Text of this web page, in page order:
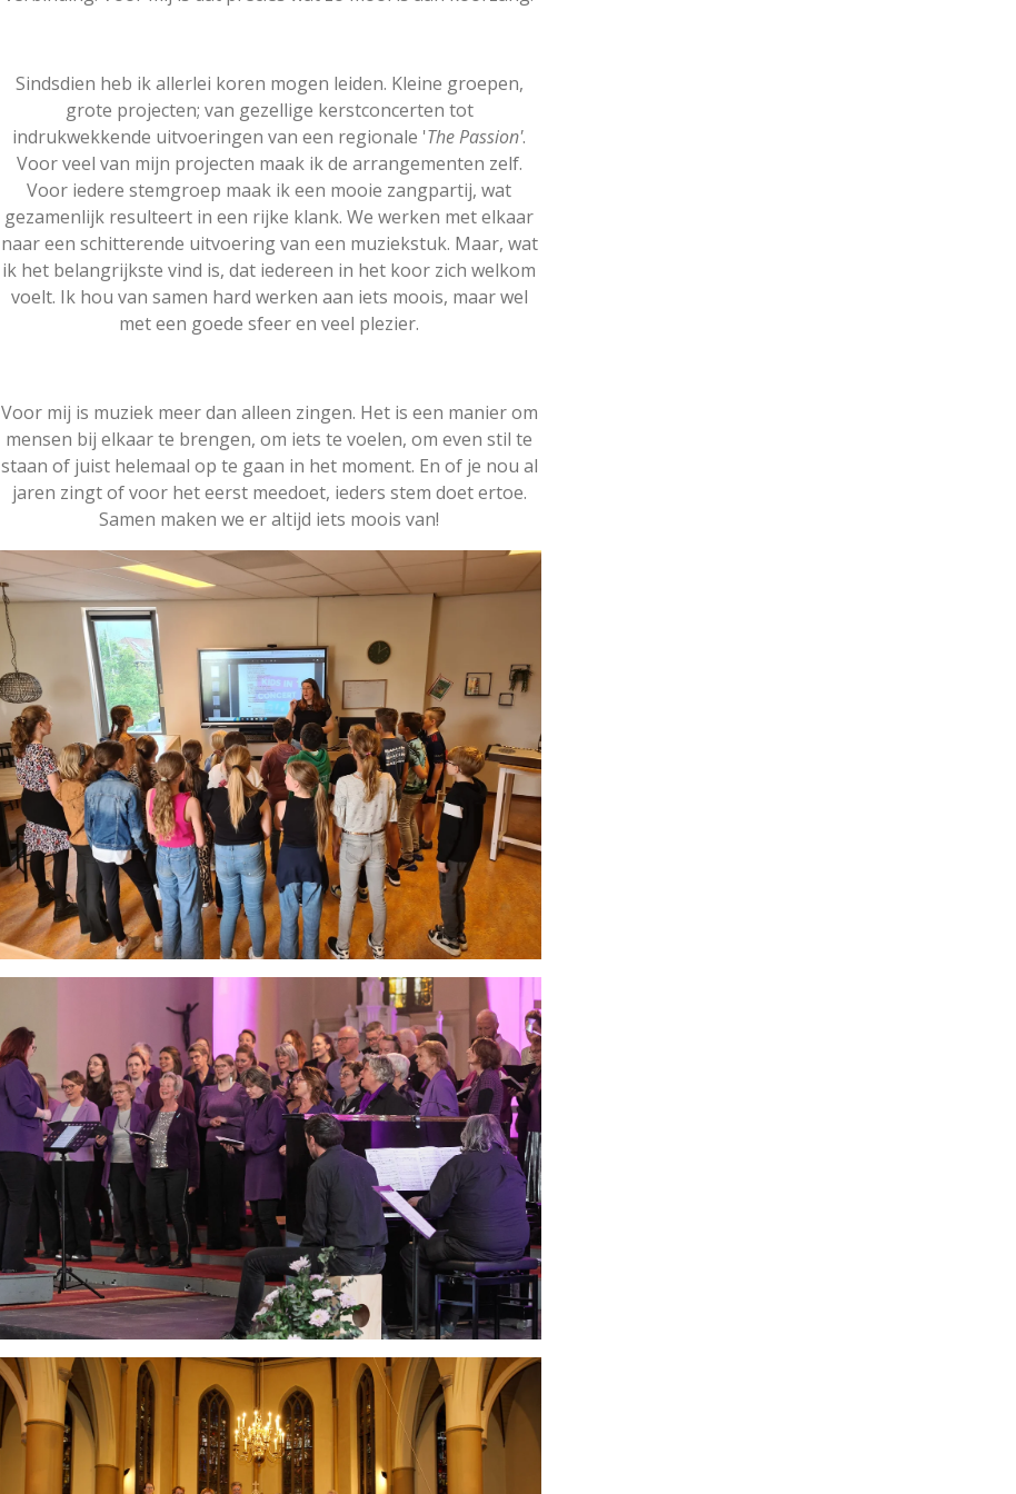
Sindsdien heb ik allerlei koren mogen leiden. Kleine groepen,
grote projecten; van gezellige kerstconcerten tot
indrukwekkende uitvoeringen van een regionale 'The Passion'.
Voor veel van mijn projecten maak ik de arrangementen zelf.
Voor iedere stemgroep maak ik een mooie zangpartij, wat
gezamenlijk resulteert in een rijke klank. We werken met elkaar
naar een schitterende uitvoering van een muziekstuk. Maar, wat
ik het belangrijkste vind is, dat iedereen in het koor zich welkom
voelt. Ik hou van samen hard werken aan iets moois, maar wel
met een goede sfeer en veel plezier.
Voor mij is muziek meer dan alleen zingen. Het is een manier om
mensen bij elkaar te brengen, om iets te voelen, om even stil te
staan of juist helemaal op te gaan in het moment. En of je nou al
jaren zingt of voor het eerst meedoet, ieders stem doet ertoe.
Samen maken we er altijd iets moois van!